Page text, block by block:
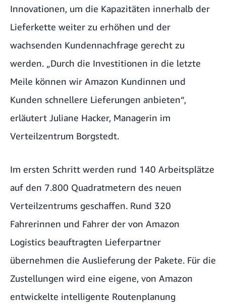
Innovationen, um die Kapazitäten innerhalb der
Lieferkette weiter zu erhöhen und der
wachsenden Kundennachfrage gerecht zu
werden. „Durch die Investitionen in die letzte
Meile können wir Amazon Kundinnen und
Kunden schnellere Lieferungen anbieten“,
erläutert Juliane Hacker, Managerin im
Verteilzentrum Borgstedt.
Im ersten Schritt werden rund 140 Arbeitsplätze
auf den 7.800 Quadratmetern des neuen
Verteilzentrums geschaffen. Rund 320
Fahrerinnen und Fahrer der von Amazon
Logistics beauftragten Lieferpartner
übernehmen die Auslieferung der Pakete. Für die
Zustellungen wird eine eigene, von Amazon
entwickelte intelligente Routenplanung